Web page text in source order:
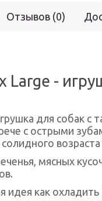
Отзывов (0)
Large -
для собак
с острыми
мясных
идея как